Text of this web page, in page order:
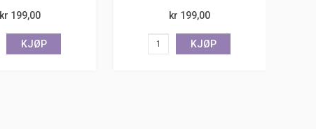
kr 199,00
KJØP
kr 199,00
KJØP